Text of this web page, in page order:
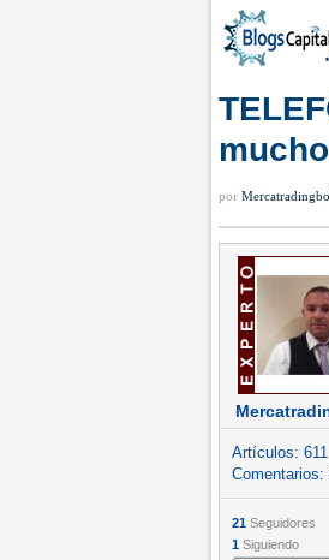
por
Artículos: 611
Comentarios:
21 Seguidores
1 Siguiendo